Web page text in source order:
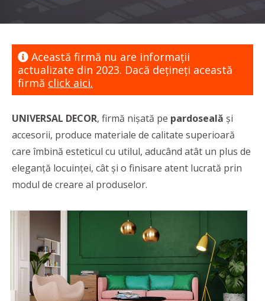
Această firmă nu are informaţii
actualizate din 2023. Dacă dețineți această
firmă click aici.
UNIVERSAL DECOR, firmă nișată pe pardoseală și
accesorii, produce materiale de calitate superioară
care îmbină esteticul cu utilul, aducând atât un plus de
eleganță locuinței, cât și o finisare atent lucrată prin
modul de creare al produselor.